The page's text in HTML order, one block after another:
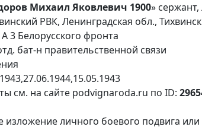
Михаил Яковлевич 1900»
РВК, Ленинградская обл.,
3 Белорусского фронта
бат-н правительственной связи
см. на сайте podvignaroda.ru по ID:
изложение личного боевого подвига или